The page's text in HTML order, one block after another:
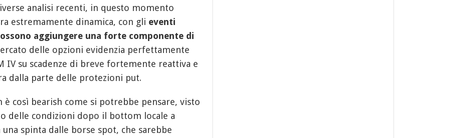
analisi recenti, in questo momento
estremamente dinamica, con gli eventi
aggiungere una forte componente di
delle opzioni evidenzia perfettamente
IV su scadenze di breve fortemente reattiva e
dalla parte delle protezioni put.
è così bearish come si potrebbe pensare, visto
delle condizioni dopo il bottom locale a
una spinta dalle borse spot, che sarebbe